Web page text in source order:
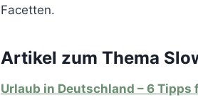
Facetten.
Artikel zum Thema
Urlaub in Deutschland – 6